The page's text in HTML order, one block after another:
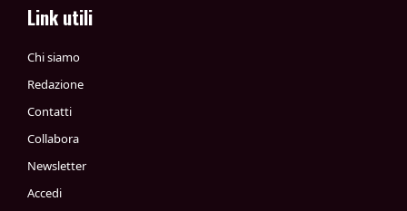
Link utili
Chi siamo
Redazione
Contatti
Collabora
Newsletter
Accedi